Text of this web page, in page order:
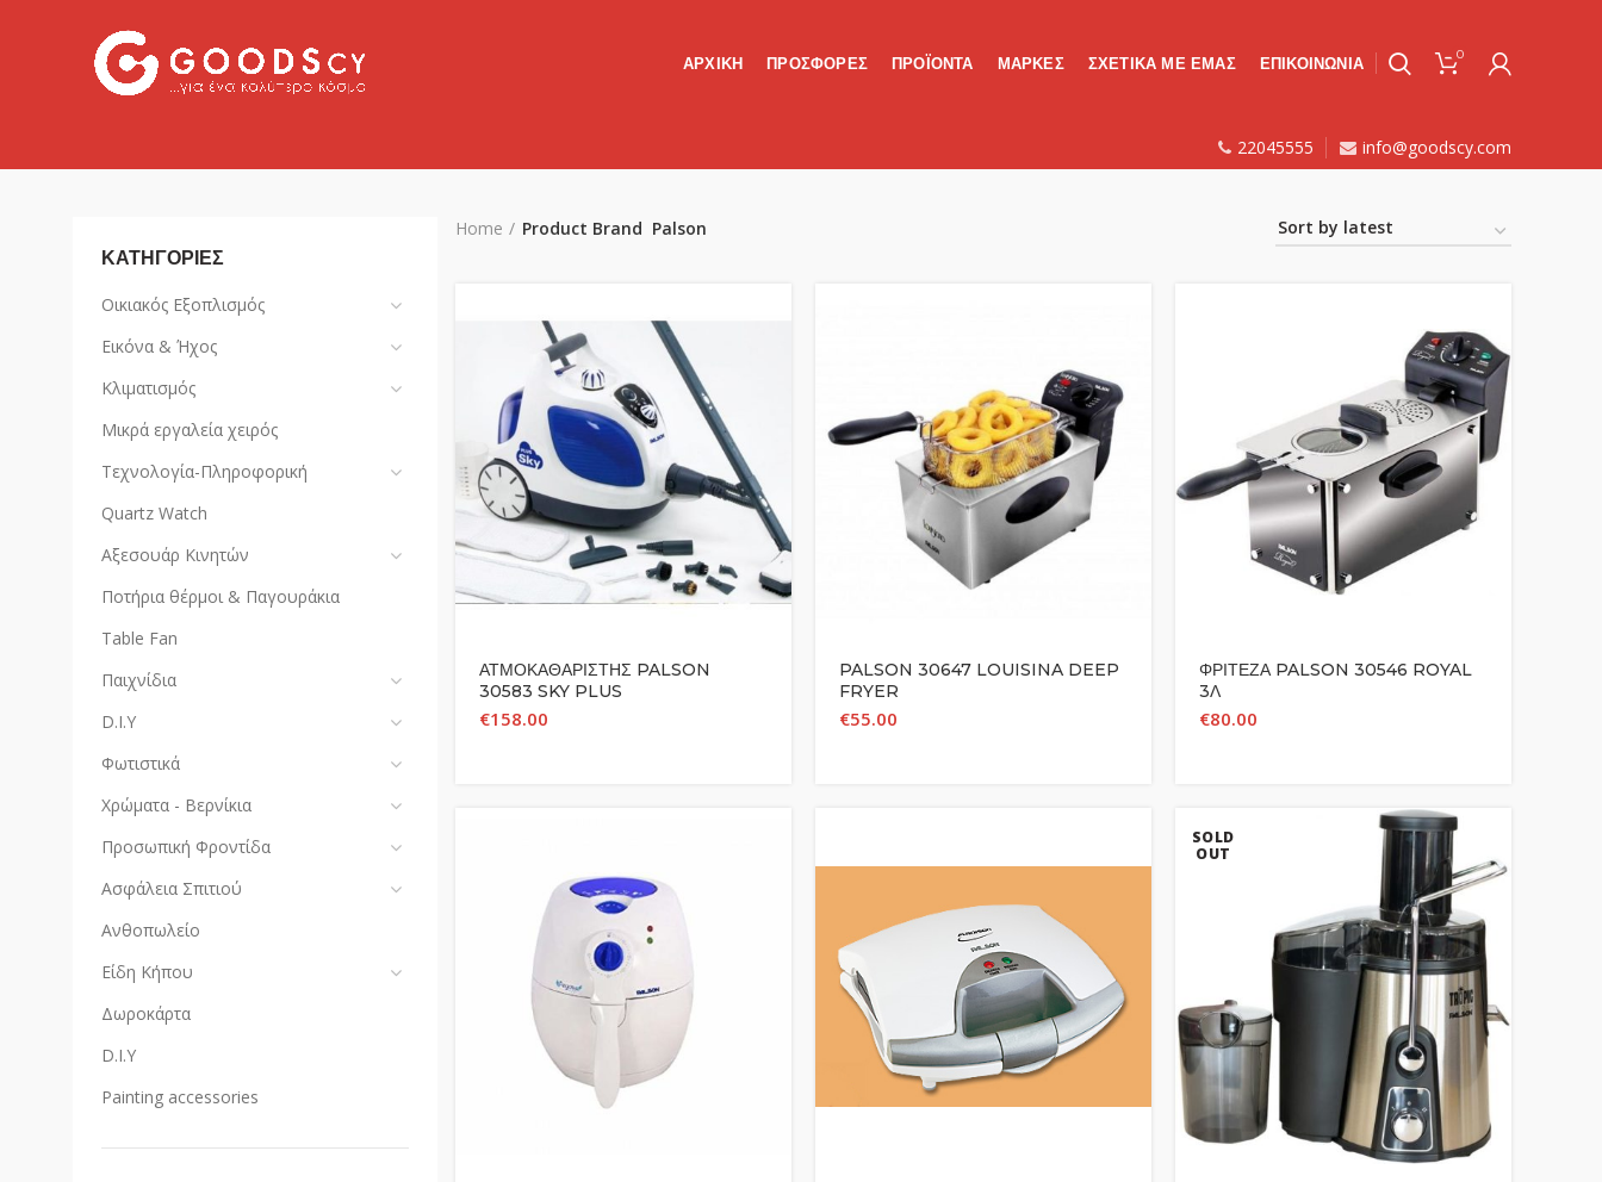
ΑΡΧΙΚΗ ΠΡΟΣΦΟΡΕΣ ΠΡΟΪΟΝΤΑ ΜΑΡΚΕΣ ΣΧΕΤΙΚΑ ΜΕ ΕΜΑΣ ΕΠΙΚΟΙΝΩΝΙΑ 0
22045555 info@goodscy.com
Home Product Brand Palson
ΑΤΜΟΚΑΘΑΡΙΣΤΗΣ PALSON
30583 SKY PLUS
€158.00
PALSON 30647 LOUISINA DEEP
FRYER
€55.00
ΦΡΙΤΕΖΑ PALSON 30546 ROYAL
3Λ
€80.00
SOLD
OUT
ΚΑΤΗΓΟΡΙΕΣ
Οικιακός Εξοπλισμός
Εικόνα & Ήχος
Κλιματισμός
Μικρά εργαλεία χειρός
Τεχνολογία-Πληροφορική
Quartz Watch
Αξεσουάρ Κινητών
Ποτήρια θέρμοι & Παγουράκια
Table Fan
Παιχνίδια
D.I.Y
Φωτιστικά
Χρώματα - Βερνίκια
Προσωπική Φροντίδα
Ασφάλεια Σπιτιού
Ανθοπωλείο
Είδη Κήπου
Δωροκάρτα
D.I.Y
Painting accessories